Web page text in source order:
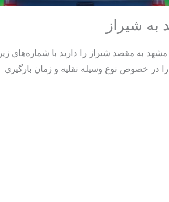
شیراز
به مقصد شیراز را دارید با شماره‌های زیر
در خصوص نوع وسیله نقلیه و زمان بارگیری